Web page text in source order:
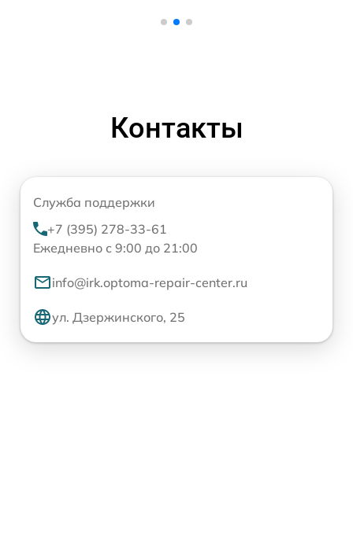
Контакты
Служба поддержки
+7 (395) 278-33-61
Ежедневно с 9:00 до 21:00
info@irk.optoma-repair-center.ru
ул. Дзержинского, 25